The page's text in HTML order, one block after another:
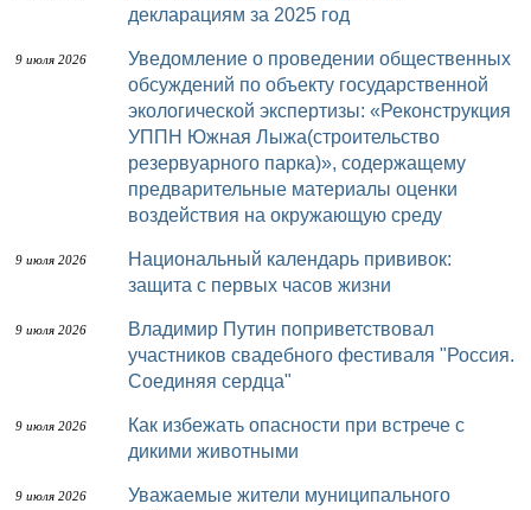
декларациям за 2025 год
9 июля 2026
Уведомление о проведении общественных
обсуждений по объекту государственной
экологической экспертизы: «Реконструкция
УППН Южная Лыжа(строительство
резервуарного парка)», содержащему
предварительные материалы оценки
воздействия на окружающую среду
9 июля 2026
Национальный календарь прививок:
защита с первых часов жизни
9 июля 2026
Владимир Путин поприветствовал
участников свадебного фестиваля "Россия.
Соединяя сердца"
9 июля 2026
Как избежать опасности при встрече с
дикими животными
9 июля 2026
Уважаемые жители муниципального